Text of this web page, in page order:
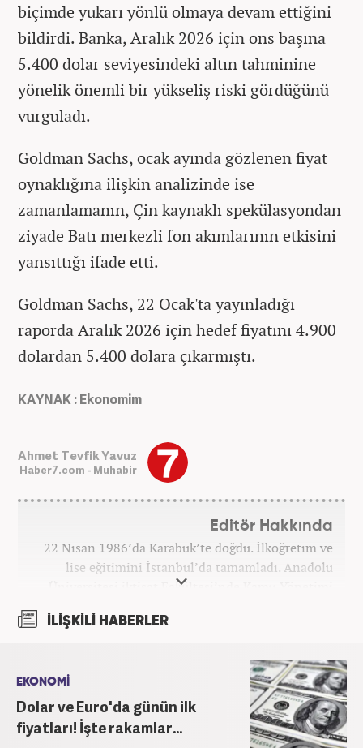
biçimde yukarı yönlü olmaya devam ettiğini
bildirdi. Banka, Aralık 2026 için ons başına
5.400 dolar seviyesindeki altın tahminine
yönelik önemli bir yükseliş riski gördüğünü
vurguladı.
Goldman Sachs, ocak ayında gözlenen fiyat
oynaklığına ilişkin analizinde ise
zamanlamanın, Çin kaynaklı spekülasyondan
ziyade Batı merkezli fon akımlarının etkisini
yansıttığı ifade etti.
Goldman Sachs, 22 Ocak'ta yayınladığı
raporda Aralık 2026 için hedef fiyatını 4.900
dolardan 5.400 dolara çıkarmıştı.
KAYNAK : Ekonomim
Ahmet Tevfik Yavuz
Haber7.com - Muhabir
Editör Hakkında
22 Nisan 1986’da Karabük’te doğdu. İlköğretim ve
lise eğitimini İstanbul’da tamamladı. Anadolu
Üniversitesi iktisat Fakültesi’nde Kamu Yönetimi
Çalışma hayatına Haber7.com bünyesindeki
İLİŞKİLİ HABERLER
EKONOMİ
Dolar ve Euro'da günün ilk
fiyatları! İşte rakamlar...